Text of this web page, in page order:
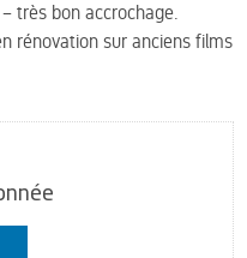
très bon accrochage.
rénovation sur anciens films